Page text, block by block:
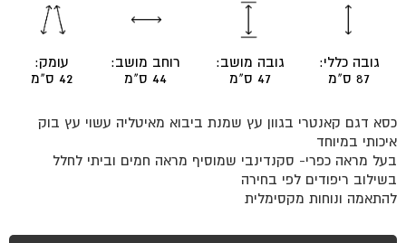
מרופד
גובה כללי:
87 ס"מ
גובה מושב:
47 ס"מ
רוחב מושב:
44 ס"מ
עומק:
42 ס"מ
כסא דגם קאנטרי בגוון עץ שמנת ביבוא מאיטליה עשוי עץ בוק
איכותי במיוחד
בעל מראה כפרי- סקנדינבי שמוסיף מראה חמים וביתי לחלל
בשילוב ריפודים לפי בחירה
להתאמה ונוחות מקסימלית